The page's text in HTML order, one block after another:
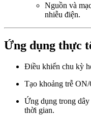
Nguồn và
nhiễu điện.
Ứng dụng thực
Điều khiển chu kỳ
Tạo khoảng trễ
Ứng dụng trong
thời gian.